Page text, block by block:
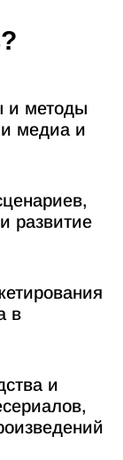
и методы
медиа и
развитие
в
и